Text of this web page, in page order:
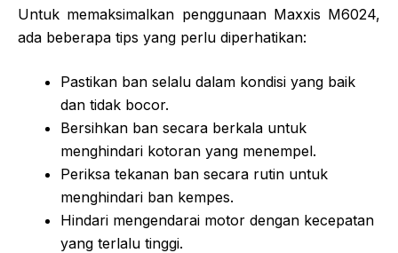
Untuk memaksimalkan penggunaan Maxxis M6024,
ada beberapa tips yang perlu diperhatikan:
Pastikan ban selalu dalam kondisi yang baik
dan tidak bocor.
Bersihkan ban secara berkala untuk
menghindari kotoran yang menempel.
Periksa tekanan ban secara rutin untuk
menghindari ban kempes.
Hindari mengendarai motor dengan kecepatan
yang terlalu tinggi.